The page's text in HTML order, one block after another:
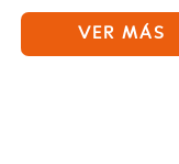
VER MÁS